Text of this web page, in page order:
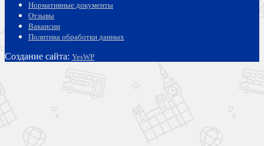
Нормативные документы
Отзывы
Вакансии
Политика обработки данных
Создание сайта: YesWP